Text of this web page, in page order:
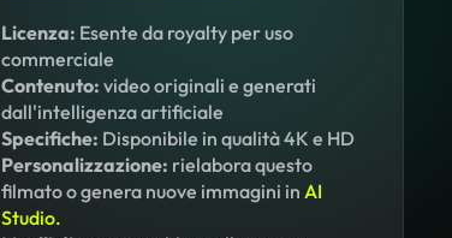
Licenza: Esente da royalty per uso
commerciale
Contenuto: video originali e generati
dall'intelligenza artificiale
Specifiche: Disponibile in qualità 4K e HD
Personalizzazione: rielabora questo
filmato o genera nuove immagini in AI
Studio.